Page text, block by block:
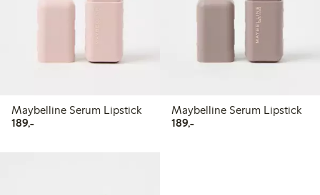
Maybelline Serum Lipstick
189,-189,00 kr
Maybelline Serum Lipstick
189,-189,00 kr